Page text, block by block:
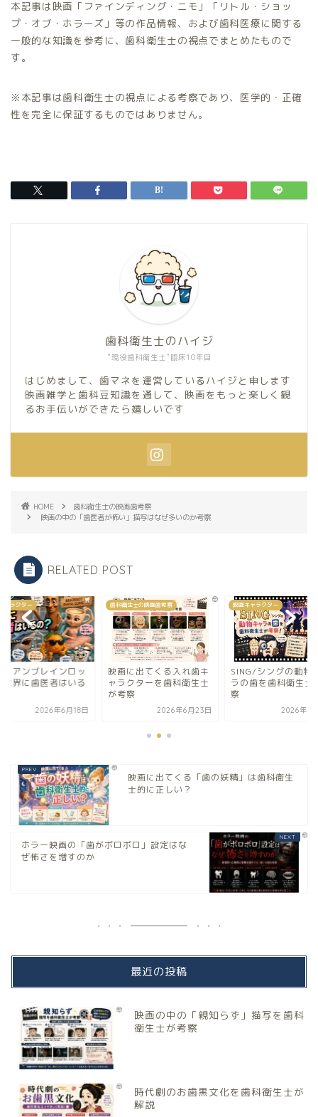
本記事は映画「ファインディング・ニモ」「リトル・ショッ
プ・オブ・ホラーズ」等の作品情報、および歯科医療に関する
一般的な知識を参考に、歯科衛生士の視点でまとめたもので
す。
※本記事は歯科衛生士の視点による考察であり、医学的・正確
性を完全に保証するものではありません。
"現役歯科衛生士"臨床10年目
歯科衛生士のハイジ
はじめまして、歯マネを運営しているハイジと申します
映画雑学と歯科豆知識を通して、映画をもっと楽しく観
るお手伝いができたら嬉しいです
HOME
歯科衛生士の映画歯考察
映画の中の「歯医者が怖い」描写はなぜ多いのか考察
RELATED POST
ャラクター
リアンブレインロッ
世界に歯医者はいる
2026年6月18日
歯科衛生士の映画歯考察
映画に出てくる入れ歯キ
ャラクターを歯科衛生士
が考察
2026年6月23日
映画キャラクター
SING/シングの動物
ラの歯を歯科衛生士
察
2026年6
映画に出てくる「歯の妖精」は歯科衛生
士的に正しい？
ホラー映画の「歯がボロボロ」設定はな
ぜ怖さを増すのか
最近の投稿
映画の中の「親知らず」描写を歯科
衛生士が考察
時代劇のお歯黒文化を歯科衛生士が
解説